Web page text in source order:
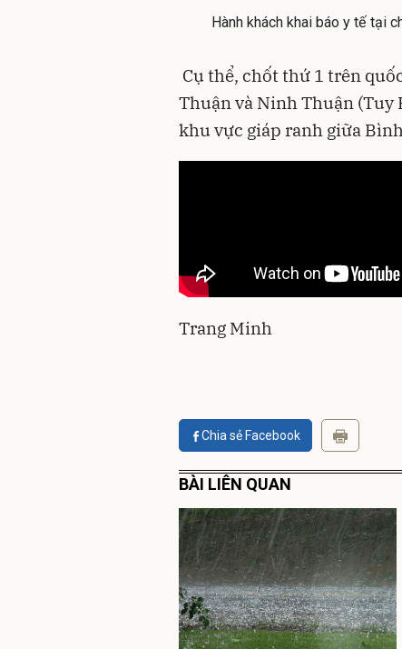
Hành khách khai báo y tế tại
Cụ thể, chốt thứ 1 trên
Thuận và Ninh Thuận (Tuy
khu vực giáp ranh giữa
Trang Minh
Chia sẻ Facebook
BÀI LIÊN QUAN